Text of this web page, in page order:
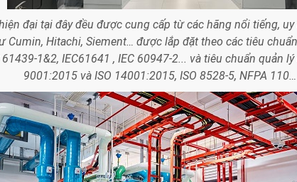
đại tại đây đều được cung cấp từ các hãng nổi tiếng,
Cumin, Hitachi, Siement… được lắp đặt theo các tiêu
61439-1&2, IEC61641 , IEC 60947-2... và tiêu chuẩn quản
9001:2015 và ISO 14001:2015, ISO 8528-5, NFPA 110…